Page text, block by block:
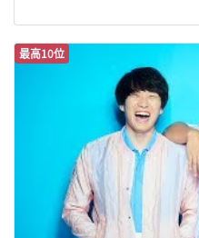
最高10位